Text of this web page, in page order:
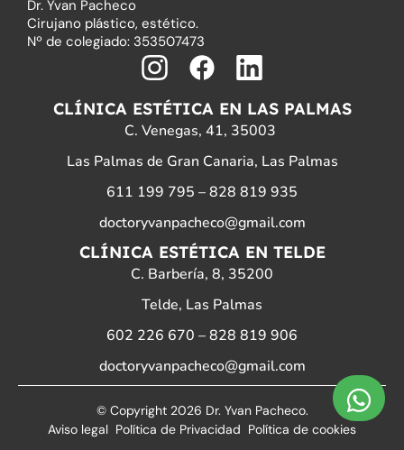
Dr. Yvan Pacheco
Cirujano plástico, estético.
Nº de colegiado: 353507473
I
n
s
t
a
g
r
a
m
F
a
c
e
b
o
o
k
L
i
n
k
e
d
i
n
CLÍNICA ESTÉTICA EN LAS PALMAS
C. Venegas, 41, 35003
Las Palmas de Gran Canaria, Las Palmas
611 199 795 –828 819 935
doctoryvanpacheco@gmail.com
CLÍNICA ESTÉTICA EN TELDE
C. Barbería, 8, 35200
Telde, Las Palmas
602 226 670 –828 819 906
doctoryvanpacheco@gmail.com
© Copyright 2026 Dr. Yvan Pacheco.
Aviso legal Política de Privacidad Política de cookies